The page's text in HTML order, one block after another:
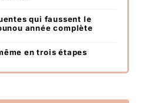
qui faussent le
année complète
en trois étapes